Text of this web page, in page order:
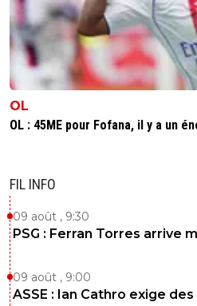
OL
OL : 45ME pour Fofana, il y a un
FIL INFO
09 août , 9:30
PSG : Ferran Torres arrive
09 août , 9:00
ASSE : Ian Cathro exige